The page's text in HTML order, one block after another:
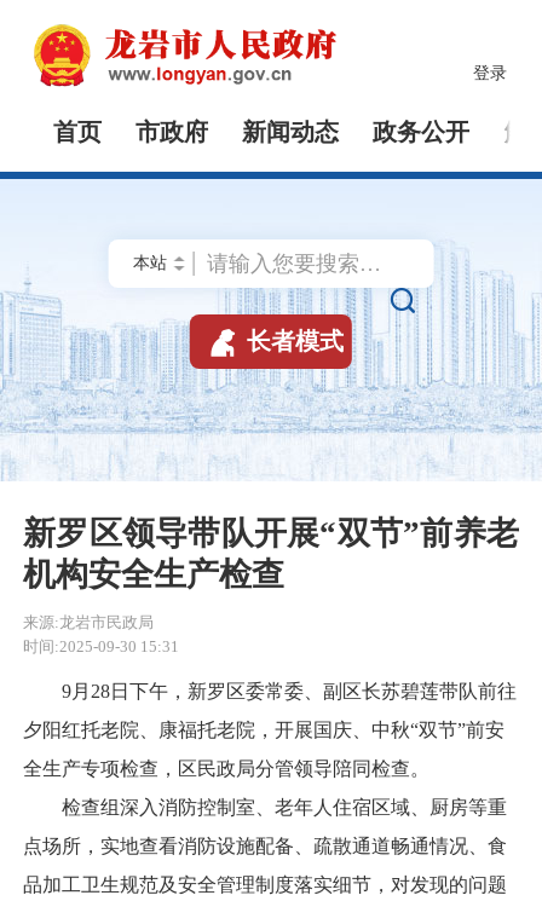
登录
首页 市政府 新闻动态 政务公开 解

 长者模式
新罗区领导带队开展“双节”前养老
机构安全生产检查
来源:龙岩市民政局
时间:2025-09-30 15:31
9月28日下午，新罗区委常委、副区长苏碧莲带队前往
夕阳红托老院、康福托老院，开展国庆、中秋“双节”前安
全生产专项检查，区民政局分管领导陪同检查。
检查组深入消防控制室、老年人住宿区域、厨房等重
点场所，实地查看消防设施配备、疏散通道畅通情况、食
品加工卫生规范及安全管理制度落实细节，对发现的问题